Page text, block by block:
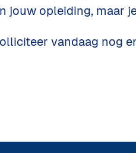
jouw opleiding, maar
vandaag nog